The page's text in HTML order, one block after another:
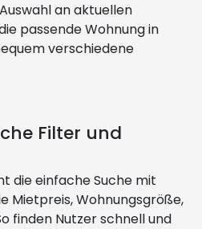
an aktuellen
passende Wohnung in
verschiedene
Filter und
die einfache Suche mit
Mietpreis, Wohnungsgröße,
finden Nutzer schnell und